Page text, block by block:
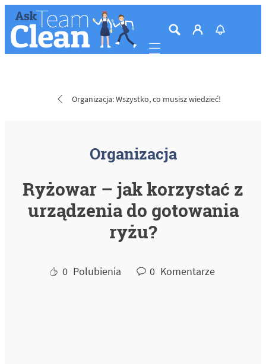
Mobile navigation
Organizacja: Wszystko, co musisz wiedzieć!
Organizacja
Ryżowar – jak korzystać z
urządzenia do gotowania
ryżu?
0 Polubienia 0 Komentarze